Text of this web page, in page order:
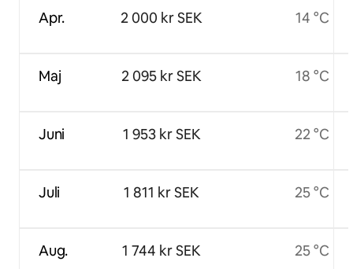
Apr.
Maj
Juni
Juli
Aug.
2 000 kr SEK
2 095 kr SEK
1 953 kr SEK
1 811 kr SEK
1 744 kr SEK
14 °C
18 °C
22 °C
25 °C
25 °C